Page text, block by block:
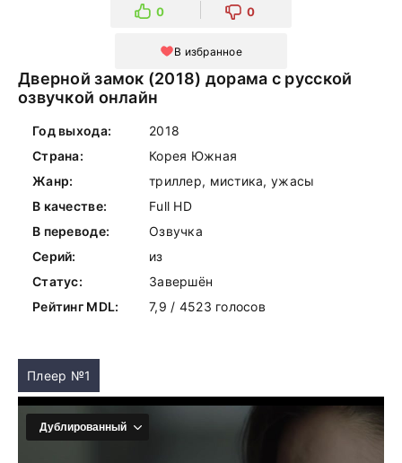
0 0
В избранное
Дверной замок (2018) дорама с русской
озвучкой онлайн
Год выхода:
2018
Страна:
Корея Южная
Жанр:
триллер, мистика, ужасы
В качестве:
Full HD
В переводе:
Озвучка
Серий:
из
Статус:
Завершён
Рейтинг MDL:
7,9 / 4523 голосов
Плеер №1